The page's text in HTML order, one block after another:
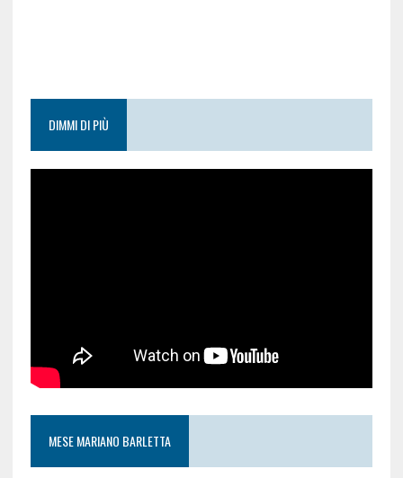
DIMMI DI PIÙ
MESE MARIANO BARLETTA